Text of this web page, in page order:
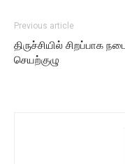
Previous article
திருச்சியில் சிறப்பாக
செயற்குழு